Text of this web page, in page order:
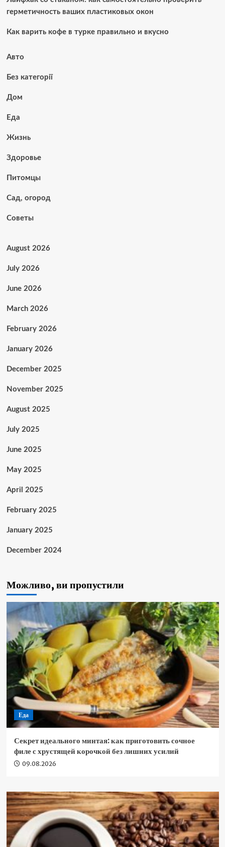
герметичность ваших пластиковых окон
Как варить кофе в турке правильно и вкусно
Авто
Без категорії
Дом
Еда
Жизнь
Здоровье
Питомцы
Сад, огород
Советы
August 2026
July 2026
June 2026
March 2026
February 2026
January 2026
December 2025
November 2025
August 2025
July 2025
June 2025
May 2025
April 2025
February 2025
January 2025
December 2024
Можливо, ви пропустили
Еда
Секрет идеального минтая: как приготовить сочное
филе с хрустящей корочкой без лишних усилий
09.08.2026